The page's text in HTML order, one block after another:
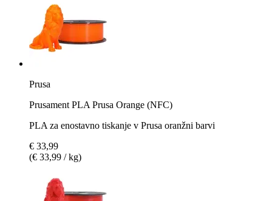
Prusa
Prusament PLA Prusa Orange (NFC)
PLA za enostavno tiskanje v Prusa oranžni barvi
€ 33,99
(€ 33,99 / kg)